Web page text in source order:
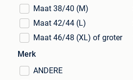
Maat 38/40 (M)
Maat 42/44 (L)
Maat 46/48 (XL) of groter
Merk
ANDERE